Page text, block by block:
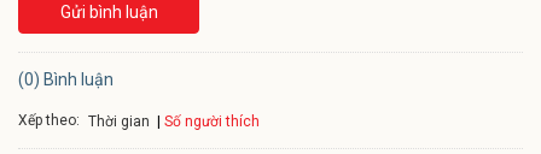
Gửi bình luận
(0) Bình luận
Xếp theo: Thời gian Số người thích